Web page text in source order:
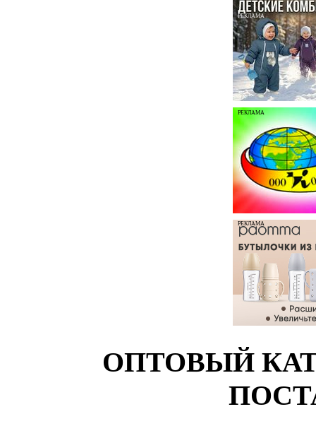
РЕКЛАМА
РЕКЛАМА
РЕКЛАМА
ОПТОВЫЙ